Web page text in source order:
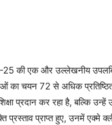
की एक और उल्लेखनीय
का चयन 72 से अधिक
प्रदान कर रहा है, बल्कि
प्रस्ताव प्राप्त हुए, उनमें एक्मे